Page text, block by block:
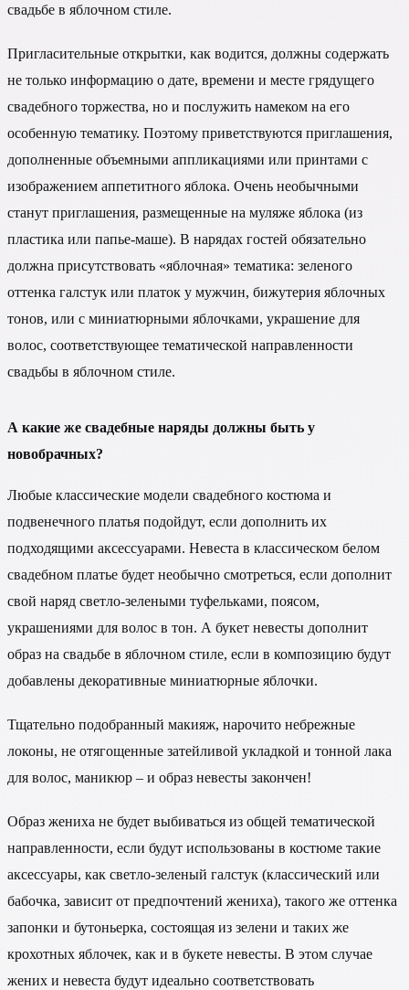
свадьбе в яблочном стиле.
Пригласительные открытки, как водится, должны содержать
не только информацию о дате, времени и месте грядущего
свадебного торжества, но и послужить намеком на его
особенную тематику. Поэтому приветствуются приглашения,
дополненные объемными аппликациями или принтами с
изображением аппетитного яблока. Очень необычными
станут приглашения, размещенные на муляже яблока (из
пластика или папье-маше). В нарядах гостей обязательно
должна присутствовать «яблочная» тематика: зеленого
оттенка галстук или платок у мужчин, бижутерия яблочных
тонов, или с миниатюрными яблочками, украшение для
волос, соответствующее тематической направленности
свадьбы в яблочном стиле.
А какие же свадебные наряды должны быть у
новобрачных?
Любые классические модели свадебного костюма и
подвенечного платья подойдут, если дополнить их
подходящими аксессуарами. Невеста в классическом белом
свадебном платье будет необычно смотреться, если дополнит
свой наряд светло-зелеными туфельками, поясом,
украшениями для волос в тон. А букет невесты дополнит
образ на свадьбе в яблочном стиле, если в композицию будут
добавлены декоративные миниатюрные яблочки.
Тщательно подобранный макияж, нарочито небрежные
локоны, не отягощенные затейливой укладкой и тонной лака
для волос, маникюр – и образ невесты закончен!
Образ жениха не будет выбиваться из общей тематической
направленности, если будут использованы в костюме такие
аксессуары, как светло-зеленый галстук (классический или
бабочка, зависит от предпочтений жениха), такого же оттенка
запонки и бутоньерка, состоящая из зелени и таких же
крохотных яблочек, как и в букете невесты. В этом случае
жених и невеста будут идеально соответствовать